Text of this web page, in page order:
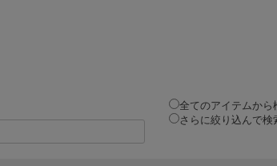
全てのアイテムから
さらに絞り込んで検